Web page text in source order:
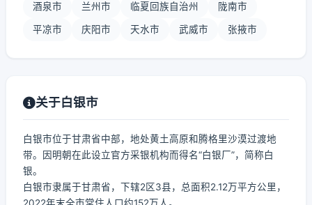
酒泉市 兰州市 临夏回族自治州 陇南市
平凉市 庆阳市 天水市 武威市 张掖市
关于白银市
白银市位于甘肃省中部，地处黄土高原和腾格里沙漠过渡地
带。因明朝在此设立官方采银机构而得名“白银厂”，简称白
银。
白银市隶属于甘肃省，下辖2区3县，总面积2.12万平方公里，